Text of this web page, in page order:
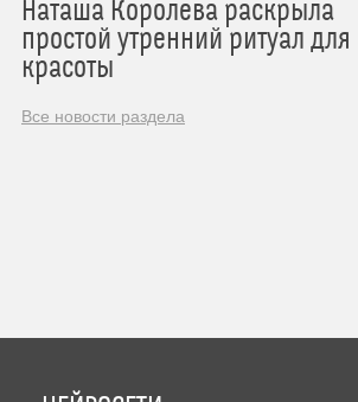
Наташа Королева раскрыла
простой утренний ритуал для
красоты
Все новости раздела